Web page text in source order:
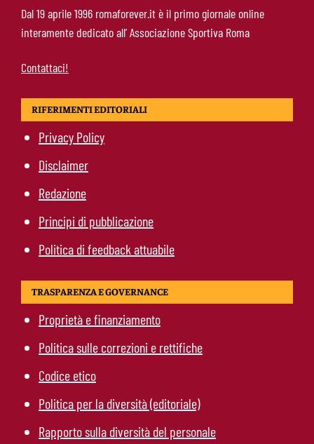
Roma, termina il tour britannico: Gasperini
concede due giorni di riposo, poi testa alla
Fiorentina
Dal 19 aprile 1996 romaforever.it è il primo giornale online
interamente dedicato all’ Associazione Sportiva Roma
Contattaci!
RIFERIMENTI EDITORIALI
Privacy Policy
Disclaimer
Redazione
Principi di pubblicazione
Politica di feedback attuabile
TRASPARENZA E GOVERNANCE
Proprietà e finanziamento
Politica sulle correzioni e rettifiche
Codice etico
Politica per la diversità (editoriale)
Rapporto sulla diversità del personale